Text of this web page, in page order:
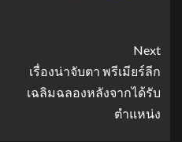
Next
เรื่องน่าจับตา พรีเมียร์ลีก
เฉลิมฉลองหลังจากได้รับ
ตำแหน่ง